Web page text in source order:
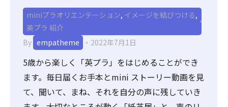
miniプラオリエンテーション, イメージを結びつける,
英プラ 紹介
By empatheme 2022年7月1日
5歳から楽しく「英プラ」をはじめることができ
ます。毎日届くお手本とmini ストーリー動画を見
て、聞いて、まね、それを自分の声に残していき